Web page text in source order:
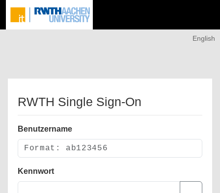
English
RWTH Single Sign-On
Benutzername
Kennwort